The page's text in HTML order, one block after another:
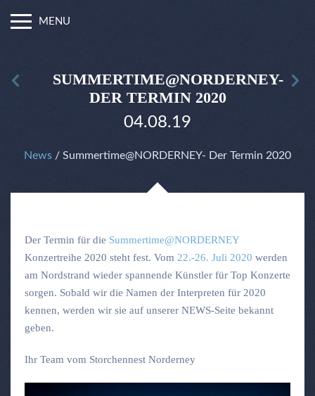
MENU
SUMMERTIME@NORDERNEY-
DER TERMIN 2020
04.08.19
News / Summertime@NORDERNEY- Der Termin 2020
Der Termin für die Summertime@NORDERNEY
Konzertreihe 2020 steht fest. Vom 22.-26. Juli 2020 werden
am Nordstrand wieder spannende Künstler für Top Konzerte
sorgen. Sobald wir die Namen der Interpreten für 2020
kennen, werden wir sie auf unserer NEWS-Seite bekannt
geben.
Ihr Team vom Storchennest Norderney